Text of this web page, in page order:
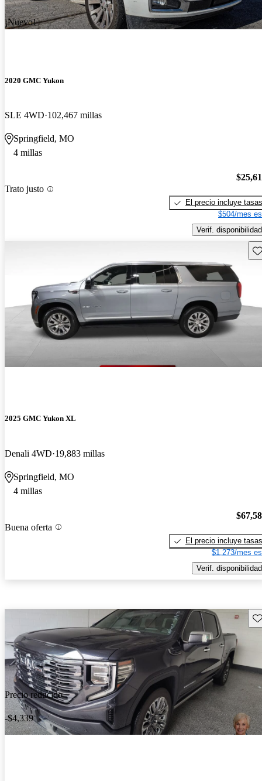
¡Nuevo!
2020 GMC Yukon
SLE 4WD 102,467 millas
Springfield, MO
4 millas
Trato justo
El precio incluye tasas
$504/mes
Verif. disponibilidad
2025 GMC Yukon XL
Denali 4WD 19,883 millas
Springfield, MO
4 millas
Buena oferta
El precio incluye tasas
$1,273/mes
Verif. disponibilidad
Precio reducido
-$4,339